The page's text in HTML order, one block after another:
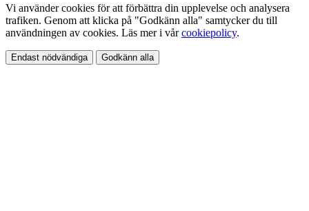
Vi använder cookies för att förbättra din upplevelse och analysera
trafiken. Genom att klicka på "Godkänn alla" samtycker du till
användningen av cookies. Läs mer i vårcookiepolicy.
Endast nödvändiga Godkänn alla